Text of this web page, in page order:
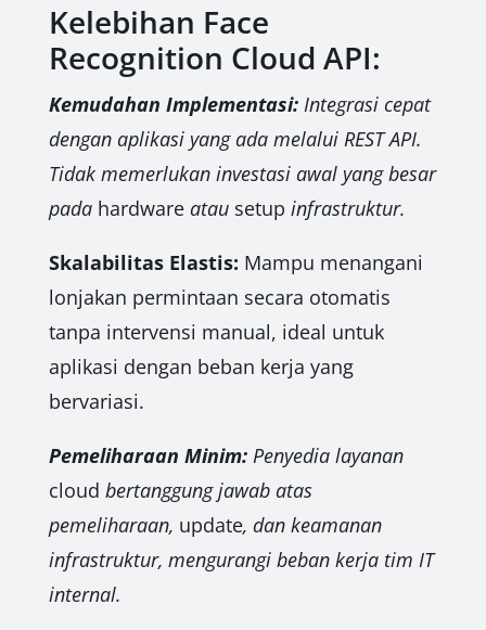
Kelebihan Face
Recognition Cloud API:
Kemudahan Implementasi:Integrasi cepat
dengan aplikasi yang ada melalui REST API.
Tidak memerlukan investasi awal yang besar
pada hardwareatau setup infrastruktur.
Skalabilitas Elastis: Mampu menangani
lonjakan permintaan secara otomatis
tanpa intervensi manual, ideal untuk
aplikasi dengan beban kerja yang
bervariasi.
Pemeliharaan Minim:Penyedia layanan
cloud bertanggung jawab atas
pemeliharaan, update, dan keamanan
infrastruktur, mengurangi beban kerja tim IT
internal.